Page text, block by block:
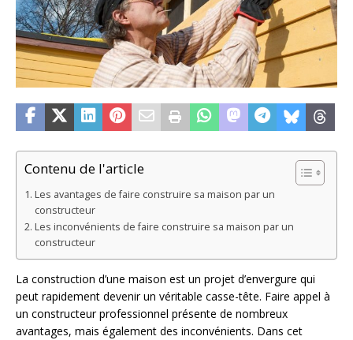
Contenu de l'article
Les avantages de faire construire sa maison par un
constructeur
Les inconvénients de faire construire sa maison par un
constructeur
La construction d’une maison est un projet d’envergure qui
peut rapidement devenir un véritable casse-tête. Faire appel à
un constructeur professionnel présente de nombreux
avantages, mais également des inconvénients. Dans cet